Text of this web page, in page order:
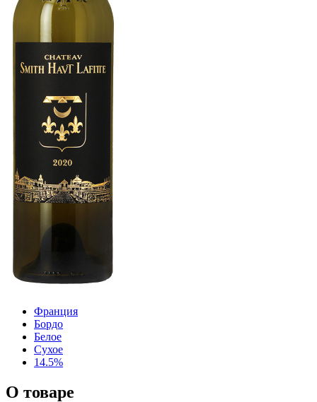
Франция
Бордо
Белое
Сухое
14.5%
О товаре